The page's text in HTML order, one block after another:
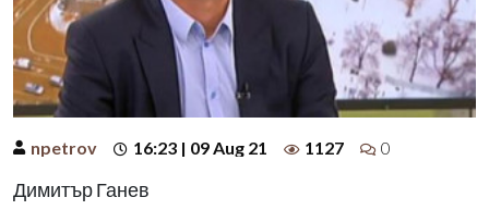
npetrov 16:23 | 09 Aug 21 1127 0
Димитър Ганев